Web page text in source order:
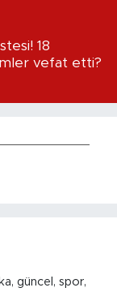
18
vefat etti?
güncel, spor,